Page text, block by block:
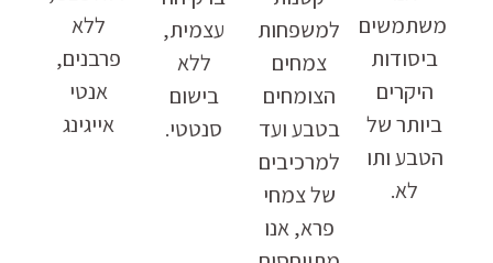
ללא
פרבנים,
אנטי
אייגינג
עצמית,
ללא
בישום
סנטטי.
למשפחות
צמחים
הצומחים
בטבע ועד
למרכיבים
של צמחי
פרא, אנו
משתמשים
ביסודות
היקרים
ביותר של
הטבע ותו
לא.